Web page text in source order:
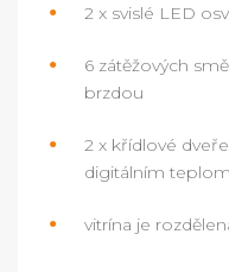
2 x svislé LED
6 zátěžových
brzdou
2 x křídlové
digitálním
vitrína je